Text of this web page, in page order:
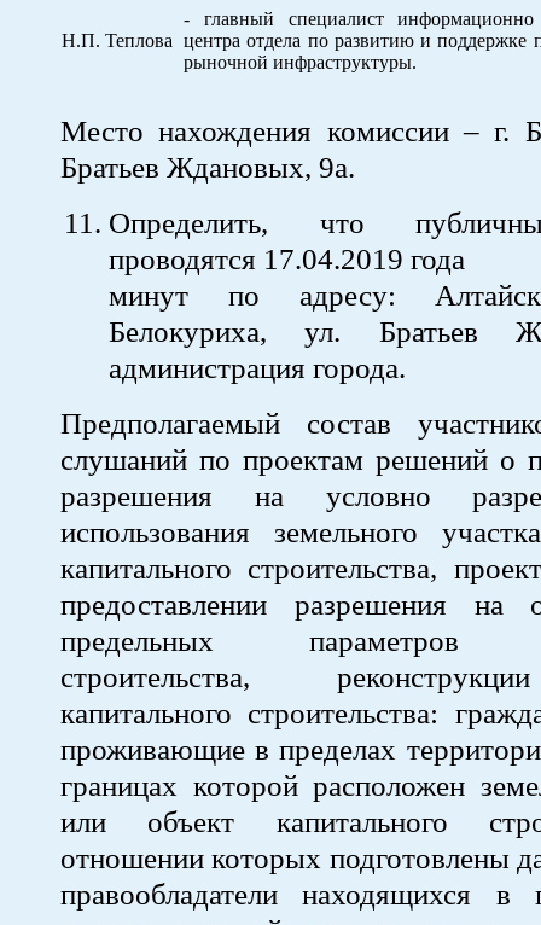
Н.П. Теплова
- главный специалист информационно
центра отдела по развитию и поддержке
рыночной инфраструктуры.
Место нахождения комиссии – г.
Братьев Ждановых, 9а.
Определить, что
проводятся 17.04.2019 года
минут по адресу:
Белокуриха, ул. Братьев
администрация города.
Предполагаемый состав
слушаний по проектам решений о
разрешения на условно
использования земельного
капитального строительства,
предоставлении разрешения на
предельных параметров
строительства,
капитального строительства:
проживающие в пределах
границах которой расположен
или объект капитального
отношении которых подготовлены
правообладатели находящихся в